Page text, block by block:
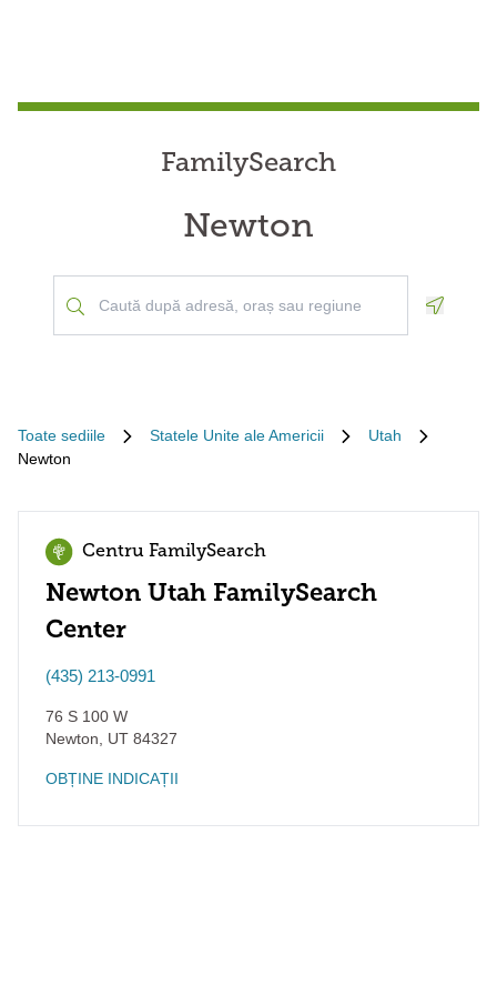
FamilySearch
Newton
Toate sediile Statele Unite ale Americii
Utah
Newton
Centru FamilySearch
Newton Utah FamilySearch
Center
(435) 213-0991
76 S 100 W
Newton
UT 84327
OBȚINE INDICAȚII